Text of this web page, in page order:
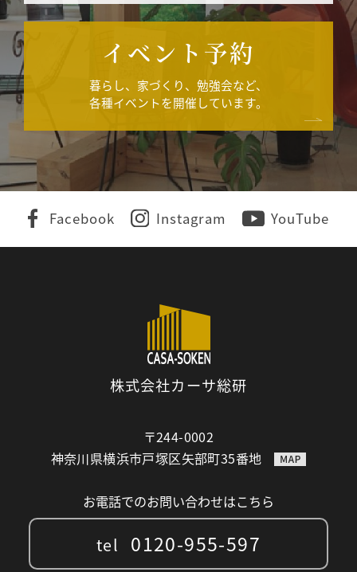
イベント予約
暮らし、家づくり、勉強会など、
各種イベントを開催しています。
Facebook Instagram YouTube
株式会社カーサ総研
〒244-0002
神奈川県横浜市戸塚区矢部町35番地
お電話でのお問い合わせはこちら
tel 0120-955-597